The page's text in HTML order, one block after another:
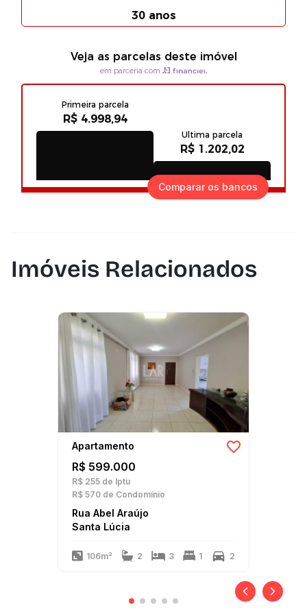
Comparar os bancos
Imóveis Relacionados
Apartamento
R$ 599.000
R$ 255 de Iptu
R$ 570 de Condomínio
Rua Abel Araújo
Santa Lúcia
106m² 2 3 1 2